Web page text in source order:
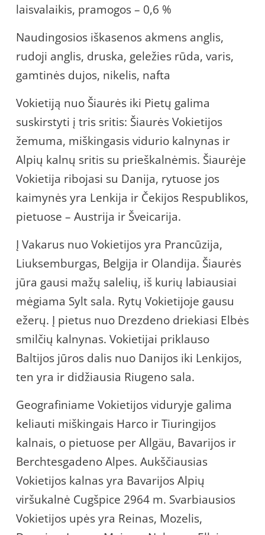
laisvalaikis, pramogos – 0,6 %
Naudingosios iškasenos akmens anglis,
rudoji anglis, druska, geležies rūda, varis,
gamtinės dujos, nikelis, nafta
Vokietiją nuo Šiaurės iki Pietų galima
suskirstyti į tris sritis: Šiaurės Vokietijos
žemuma, miškingasis vidurio kalnynas ir
Alpių kalnų sritis su prieškalnėmis. Šiaurėje
Vokietija ribojasi su Danija, rytuose jos
kaimynės yra Lenkija ir Čekijos Respublikos,
pietuose – Austrija ir Šveicarija.
Į Vakarus nuo Vokietijos yra Prancūzija,
Liuksemburgas, Belgija ir Olandija. Šiaurės
jūra gausi mažų salelių, iš kurių labiausiai
mėgiama Sylt sala. Rytų Vokietijoje gausu
ežerų. Į pietus nuo Drezdeno driekiasi Elbės
smilčių kalnynas. Vokietijai priklauso
Baltijos jūros dalis nuo Danijos iki Lenkijos,
ten yra ir didžiausia Riugeno sala.
Geografiniame Vokietijos viduryje galima
keliauti miškingais Harco ir Tiuringijos
kalnais, o pietuose per Allgäu, Bavarijos ir
Berchtesgadeno Alpes. Aukščiausias
Vokietijos kalnas yra Bavarijos Alpių
viršukalnė Cugšpice 2964 m. Svarbiausios
Vokietijos upės yra Reinas, Mozelis,